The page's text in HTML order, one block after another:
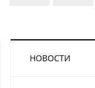
НОВОСТИ